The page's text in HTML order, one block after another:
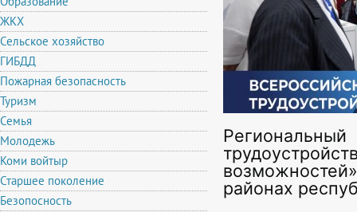
ЖКХ
Сельское хозяйство
ГИБДД
Пожарная безопасность
Туризм
Семья
Молодежь
Коми войтыр
Старшее поколение
Безопосность
районах